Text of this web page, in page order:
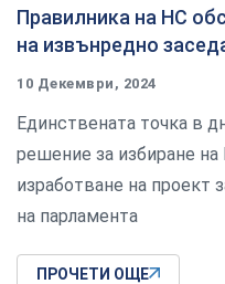
Правилника на НС
на извънредно
10 Декември, 2024
Единствената точка в
решение за избиране
изработване на проект
на парламента
ПРОЧЕТИ ОЩЕ